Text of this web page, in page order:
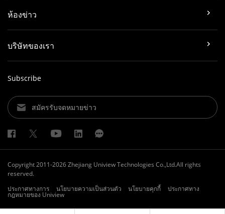
Download (803.56 KB)
UAC-T128-ADF28(40)MS 8MP LightHunter Fixed IR
Turret Analog Camera
UAC-T115-AF28(40) 5MP Fixed IR Turret Analog Camera
Download (789.7 KB)
UAC-B134-ADF28MS-W 4MP ColorHunter Fixed Bullet
ห้องข่าว
บริษัทของเรา
Subscribe
สมัครรับจดหมายข่าว
Copyright 2011-2026 Zhejiang Uniview Technologies Co.,Ltd.All rights
reserved.
ประกาศทางการ
นโยบายความเป็นส่วนตัว นโยบายคุกกี้ ประกาศทาง
กฎหมายของ Uniview